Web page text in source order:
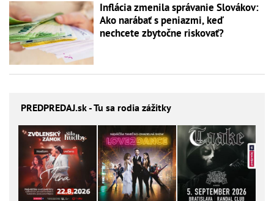
Inflácia zmenila správanie Slovákov:
Ako narábať s peniazmi, keď
nechcete zbytočne riskovať?
PREDPREDAJ.sk - Tu sa rodia zážitky